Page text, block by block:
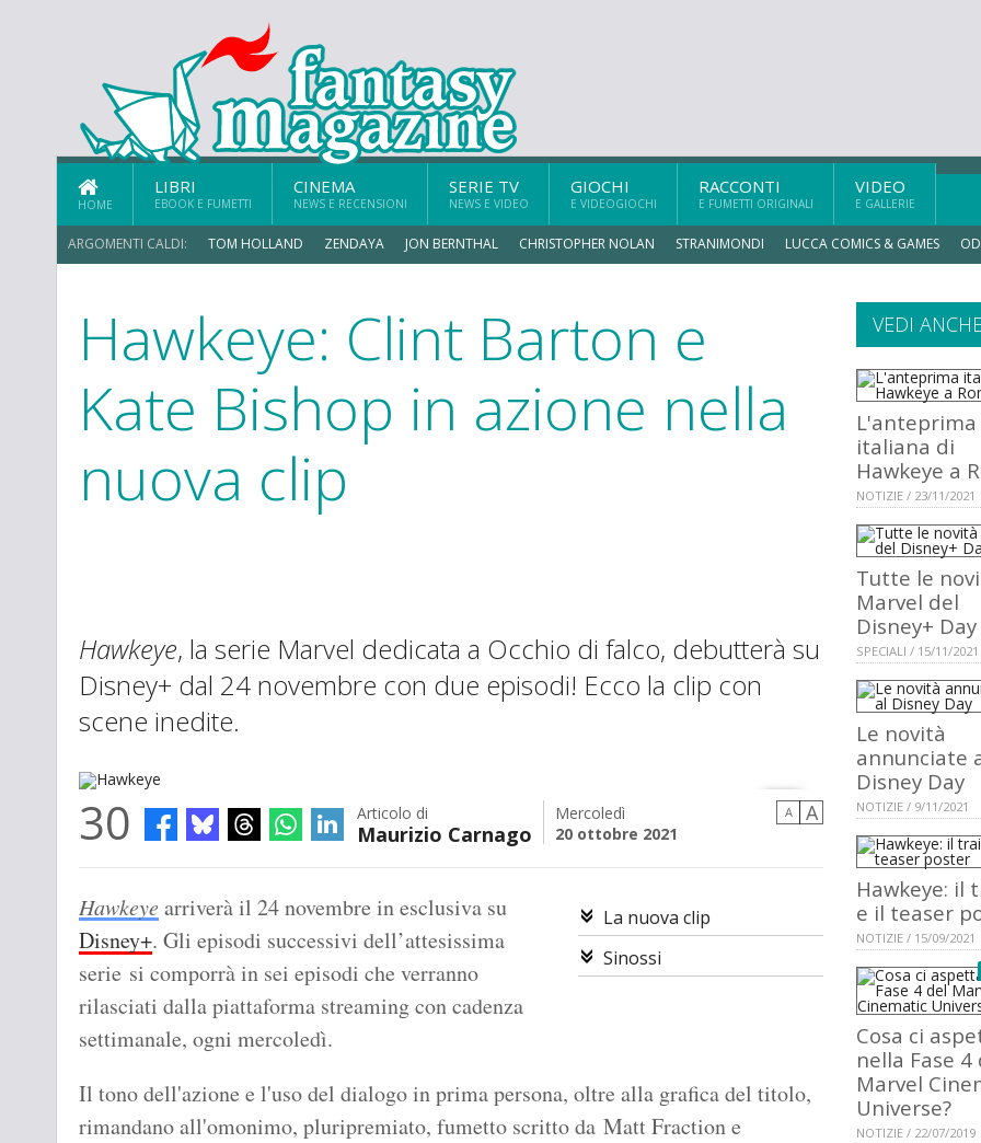
HOME
LIBRI
EBOOK E FUMETTI
CINEMA
NEWS E RECENSIONI
SERIE TV
NEWS E VIDEO
GIOCHI
E VIDEOGIOCHI
RACCONTI
E FUMETTI ORIGINALI
VIDEO
E GALLERIE
ARGOMENTI CALDI: TOM HOLLAND ZENDAYA JON BERNTHAL CHRISTOPHER NOLAN STRANIMONDI LUCCA COMICS & GAMES
Hawkeye: Clint Barton e
Kate Bishop in azione nella
nuova clip
Hawkeye, la serie Marvel dedicata a Occhio di falco, debutterà su
Disney+ dal 24 novembre con due episodi! Ecco la clip con
scene inedite.
30 Articolo di
Maurizio Carnago
Mercoledì
20 ottobre 2021
A A
La nuova clip
Sinossi
Hawkeye arriverà il 24 novembre in esclusiva su
Disney+. Gli episodi successivi dell’attesissima
serie si comporrà in sei episodi che verranno
rilasciati dalla piattaforma streaming con cadenza
settimanale, ogni mercoledì.
Il tono dell'azione e l'uso del dialogo in prima persona, oltre alla grafica del titolo,
rimandano all'omonimo, pluripremiato, fumetto scritto da Matt Fraction e
VEDI ANCHE
L'anteprima
italiana di
Hawkeye a
NOTIZIE / 23/11/2021
Tutte le
Marvel del
Disney+ Day
SPECIALI / 15/11/2021
Le novità
annunciate
Disney Day
NOTIZIE / 9/11/2021
Hawkeye: il
e il teaser
NOTIZIE / 15/09/2021
Cosa ci
nella Fase 4
Marvel
Universe?
NOTIZIE / 22/07/2019